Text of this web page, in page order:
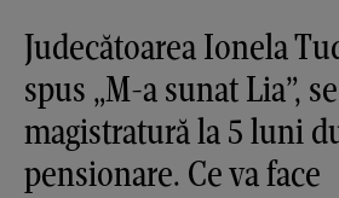
Judecătoarea Ionela
spus „M-a sunat Lia”,
magistratură la 5 luni
pensionare. Ce va face